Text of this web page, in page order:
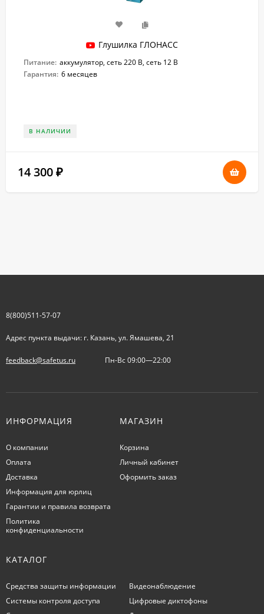
Глушилка ГЛОНАСС
Питание: аккумулятор, сеть 220 В, сеть 12 В
Гарантия: 6 месяцев
В НАЛИЧИИ
14 300 ₽
8(800)511-57-07
Адрес пункта выдачи: г. Казань, ул. Ямашева, 21
feedback@safetus.ru Пн-Вс 09:00—22:00
ИНФОРМАЦИЯ
О компании
Оплата
Доставка
Информация для юрлиц
Гарантии и правила возврата
Политика
конфиденциальности
МАГАЗИН
Корзина
Личный кабинет
Оформить заказ
КАТАЛОГ
Средства защиты информации
Системы контроля доступа
Видеонаблюдение
Цифровые диктофоны